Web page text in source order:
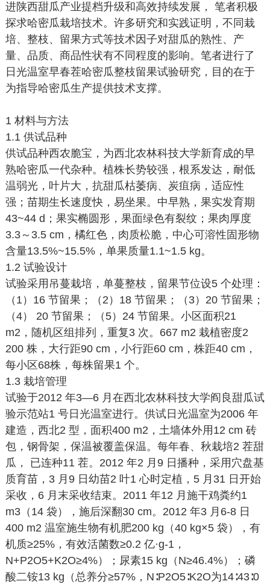
进陕西甜瓜产业提档升级和高效持续发展， 笔者积极
探求哈密瓜栽培技术。许多研究和实践证明，不同栽
培、整枝、留果方式等技术因子对甜瓜的熟性、产
量、品质、商品性状有不同程度的影响。笔者进行了
日光温室早春茬哈密瓜整枝留果试验研究，目的在于
为指导哈密瓜生产提供技术支撑。
1 材料与方法
1.1 供试品种
供试品种西农脆宝，为西北农林科技大学新育成的早
熟哈密瓜一代杂种。植株长势较强，根系发达，耐低
温弱光，叶片大，抗甜瓜枯萎病、炭疽病，适应性
强；苗期生长速度快，易坐果。中早熟，果实发育期
43~44 d；果实椭圆形，果面绿色有裂纹；果肉厚度
3.3～3.5 cm，橘红色，肉质松脆，中心可溶性固形物
含量13.5%~15.5%，单果质量1.1~1.5 kg。
1.2 试验设计
试验采用吊蔓栽培，单蔓整枝，留果节位设5 个处理：
（1）16 节留果；（2）18 节留果；（3）20 节留果；
（4） 20 节留果；（5）24 节留果。小区面积21
m2，随机区组排列，重复3 次。667 m2 栽植密度2
200 株，大行距90 cm，小行距60 cm，株距40 cm，
每小区68株，每株留果1 个。
1.3 栽培管理
试验于2012 年3—6 月在西北农林科技大学阎良甜瓜试
验示范站1 号日光温室进行。供试日光温室为2006 年
建造，西北2 型，面积400 m2，土墙体外用12 cm 砖
包，钢骨架，保温被覆盖保温。每年春、秋栽培2 茬甜
瓜， 已连种11 茬。2012 年2 月9 日播种，采用穴盘基
质育苗，3 月9 日幼苗2 叶1 心时定植，5 月31 日开始
采收，6 月末采收结束。2011 年12 月施干鸡粪约1
m3（14 袋），施后深翻30 cm。2012 年3 月6-8 日
400 m2 温室施生物有机肥200 kg（40 kg×5 袋），有
机质≥25%，有效活菌数≥0.2 亿·g-1，
N+P2O5+K2O≥4%）；尿素15 kg（N≥46.4%）；磷
酸二铵13 kg（总养分≥57%，N∶P2O5∶K2O为14∶43∶0